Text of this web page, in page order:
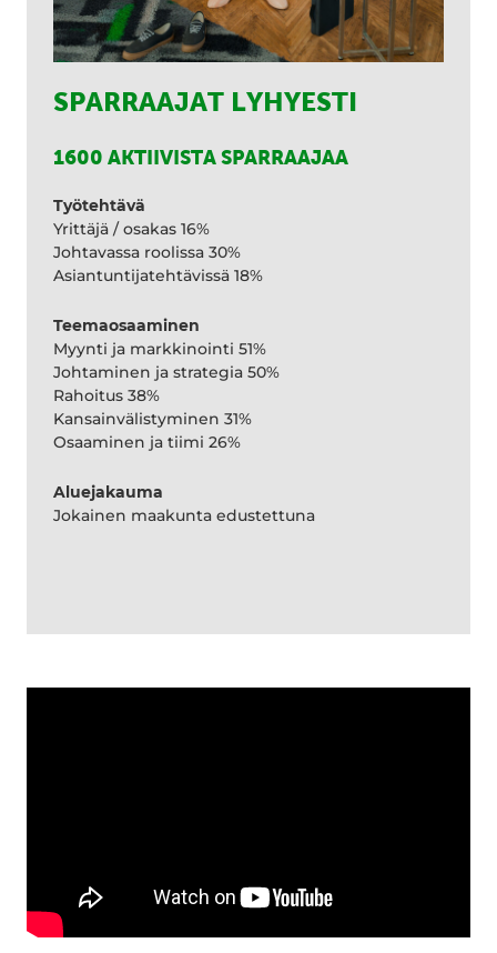
SPARRAAJAT LYHYESTI
1600 AKTIIVISTA SPARRAAJAA
Työtehtävä
Yrittäjä / osakas 16%
Johtavassa roolissa 30%
Asiantuntijatehtävissä 18%
Teemaosaaminen
Myynti ja markkinointi 51%
Johtaminen ja strategia 50%
Rahoitus 38%
Kansainvälistyminen 31%
Osaaminen ja tiimi 26%
Aluejakauma
Jokainen maakunta edustettuna